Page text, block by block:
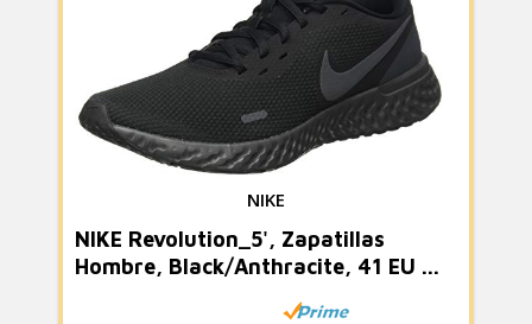
NIKE
NIKE Revolution_5', Zapatillas
Hombre, Black/Anthracite, 41 EU ...